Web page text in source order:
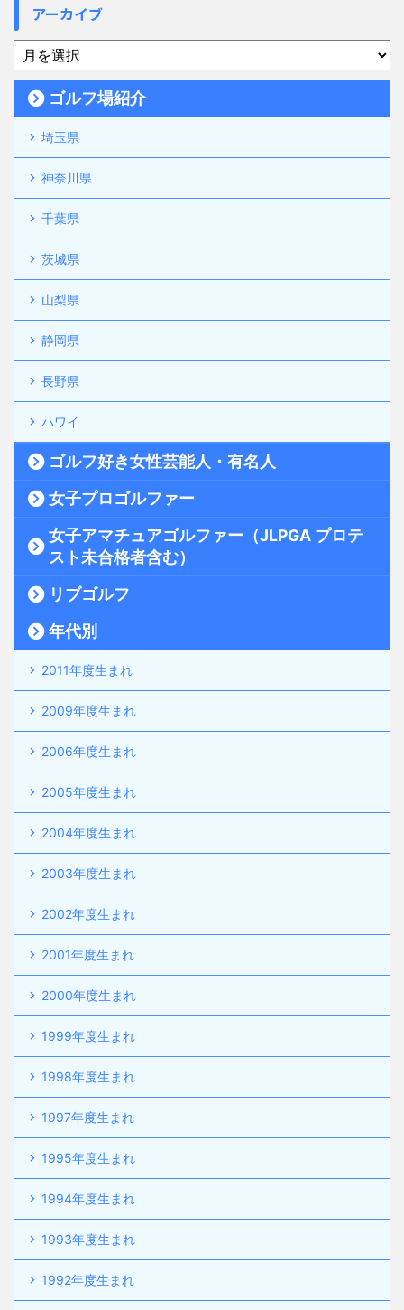
アーカイブ
ゴルフ場紹介
埼玉県
神奈川県
千葉県
茨城県
山梨県
静岡県
長野県
ハワイ
ゴルフ好き女性芸能人・有名人
女子プロゴルファー
女子アマチュアゴルファー（JLPGA プロテ
スト未合格者含む）
リブゴルフ
年代別
2011年度生まれ
2009年度生まれ
2006年度生まれ
2005年度生まれ
2004年度生まれ
2003年度生まれ
2002年度生まれ
2001年度生まれ
2000年度生まれ
1999年度生まれ
1998年度生まれ
1997年度生まれ
1995年度生まれ
1994年度生まれ
1993年度生まれ
1992年度生まれ